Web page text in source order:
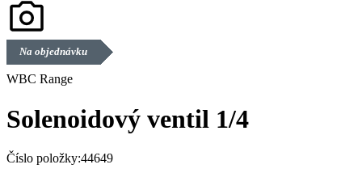
Na objednávku
WBC Range
Solenoidový ventil 1/4
Číslo položky:44649